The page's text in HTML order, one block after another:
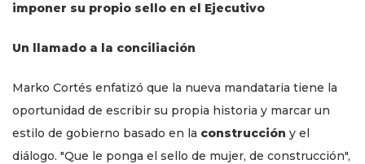
imponer su propio sello en el Ejecutivo
Un llamado a la conciliación
Marko Cortés enfatizó que la nueva mandataria tiene la
oportunidad de escribir su propia historia y marcar un
estilo de gobierno basado en la construcción y el
diálogo. "Que le ponga el sello de mujer, de construcción",